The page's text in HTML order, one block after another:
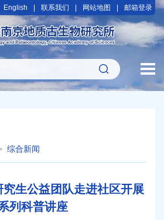
English 联系我们 网站地图 邮箱登录
综合新闻
生公益团队走进社区开展
列科普讲座